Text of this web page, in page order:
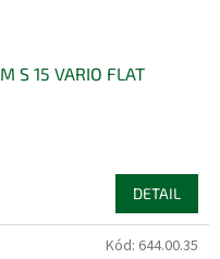
S 15 VARIO FLAT
DETAIL
Kód: 644.00.35